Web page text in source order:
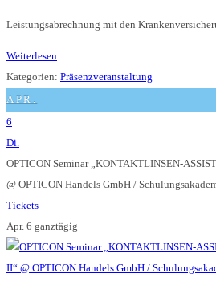
Leistungsabrechnung mit den
Weiterlesen
Kategorien: Präsenzveranstaltung
APR.
6
Di.
OPTICON Seminar „KONTAKTLINSEN-
@ OPTICON Handels GmbH /
Tickets
Apr. 6 ganztägig